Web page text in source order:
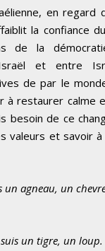
en regard
la confiance
de la
et entre
de par le
à restaurer calme
besoin de ce
valeurs et savoir à
un agneau, un
un tigre, un loup.